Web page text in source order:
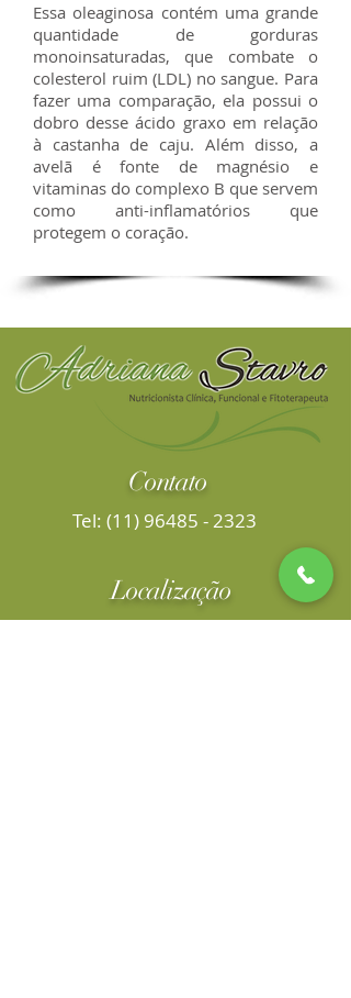
Essa oleaginosa contém uma grande
quantidade de gorduras
monoinsaturadas, que combate o
colesterol ruim (LDL) no sangue. Para
fazer uma comparação, ela possui o
dobro desse ácido graxo em relação
à castanha de caju. Além disso, a
avelã é fonte de magnésio e
vitaminas do complexo B que servem
como anti-inflamatórios que
protegem o coração.
Contato
Tel: (11) 96485 - 2323
Localização
Rua Vergueiro, 3558 Cj. 507